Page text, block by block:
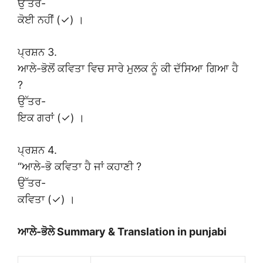
ਉੱਤਰ-
ਕੋਈ ਨਹੀਂ (✓) ।
ਪ੍ਰਸ਼ਨ 3.
ਆਲੇ-ਭੋਲੋਂ ਕਵਿਤਾ ਵਿਚ ਸਾਰੇ ਮੁਲਕ ਨੂੰ ਕੀ ਦੱਸਿਆ ਗਿਆ ਹੈ
?
ਉੱਤਰ-
ਇਕ ਗਰਾਂ (✓) ।
ਪ੍ਰਸ਼ਨ 4.
“ਆਲੇ-ਭੋ ਕਵਿਤਾ ਹੈ ਜਾਂ ਕਹਾਣੀ ?
ਉੱਤਰ-
ਕਵਿਤਾ (✓) ।
ਆਲੇ-ਭੋਲੇ Summary & Translation in punjabi